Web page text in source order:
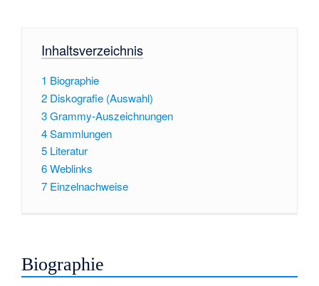
Inhaltsverzeichnis
1 Biographie
2 Diskografie (Auswahl)
3Grammy-Auszeichnungen
4Sammlungen
5 Literatur
6Weblinks
7 Einzelnachweise
Biographie